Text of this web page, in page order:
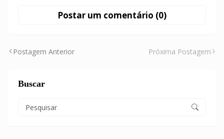
Postar um comentário (0)
Postagem Anterior Próxima Postagem
Buscar